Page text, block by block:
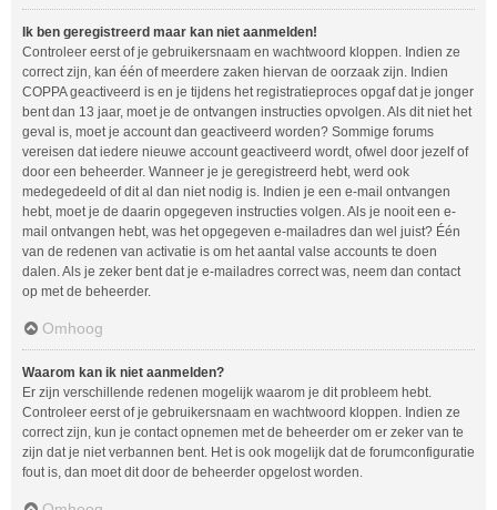
Ik ben geregistreerd maar kan niet aanmelden!
Controleer eerst of je gebruikersnaam en wachtwoord kloppen. Indien ze
correct zijn, kan één of meerdere zaken hiervan de oorzaak zijn. Indien
COPPA geactiveerd is en je tijdens het registratieproces opgaf dat je jonger
bent dan 13 jaar, moet je de ontvangen instructies opvolgen. Als dit niet het
geval is, moet je account dan geactiveerd worden? Sommige forums
vereisen dat iedere nieuwe account geactiveerd wordt, ofwel door jezelf of
door een beheerder. Wanneer je je geregistreerd hebt, werd ook
medegedeeld of dit al dan niet nodig is. Indien je een e-mail ontvangen
hebt, moet je de daarin opgegeven instructies volgen. Als je nooit een e-
mail ontvangen hebt, was het opgegeven e-mailadres dan wel juist? Één
van de redenen van activatie is om het aantal valse accounts te doen
dalen. Als je zeker bent dat je e-mailadres correct was, neem dan contact
op met de beheerder.
Omhoog
Waarom kan ik niet aanmelden?
Er zijn verschillende redenen mogelijk waarom je dit probleem hebt.
Controleer eerst of je gebruikersnaam en wachtwoord kloppen. Indien ze
correct zijn, kun je contact opnemen met de beheerder om er zeker van te
zijn dat je niet verbannen bent. Het is ook mogelijk dat de forumconfiguratie
fout is, dan moet dit door de beheerder opgelost worden.